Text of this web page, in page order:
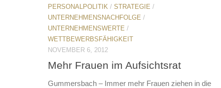
PERSONALPOLITIK / STRATEGIE /
UNTERNEHMENSNACHFOLGE /
UNTERNEHMENSWERTE /
WETTBEWERBSFÄHIGKEIT
NOVEMBER 6, 2012
Mehr Frauen im Aufsichtsrat
Gummersbach – Immer mehr Frauen ziehen in die